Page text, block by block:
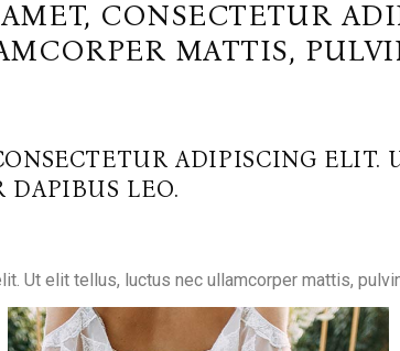
CONSECTETUR
MATTIS,
ADIPISCING ELIT.
DAPIBUS LEO.
Ut elit tellus, luctus nec ullamcorper mattis,